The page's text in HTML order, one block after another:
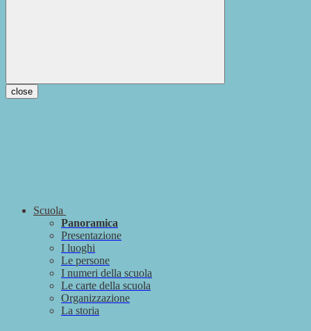
close
Scuola
Panoramica
Presentazione
I luoghi
Le persone
I numeri della scuola
Le carte della scuola
Organizzazione
La storia